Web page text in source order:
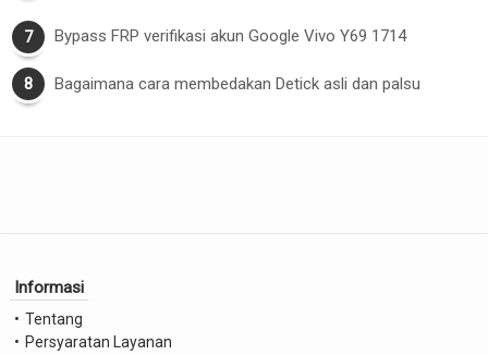
Bypass FRP verifikasi akun Google Vivo Y69 1714
Bagaimana cara membedakan Detick asli dan palsu
Informasi
Tentang
Persyaratan Layanan